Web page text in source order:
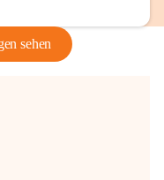
sehen